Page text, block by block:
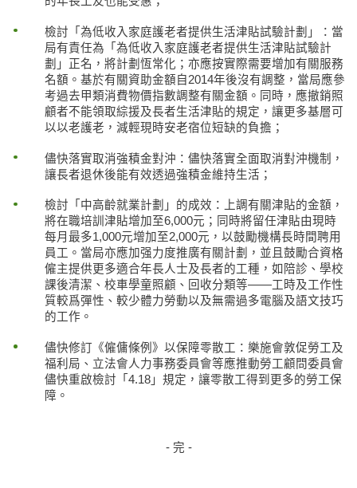
檢討「為低收入家庭護老者提供生活津貼試驗計劃」：當
局有責任為「為低收入家庭護老者提供生活津貼試驗計
劃」正名，將計劃恆常化；亦應按實際需要增加有關服務
名額。基於有關資助金額自2014年後沒有調整，當局應參
考過去甲類消費物價指數調整有關金額。同時，應撤銷照
顧者不能領取綜援及長者生活津貼的規定，讓更多基層可
以以老護老，減輕現時安老宿位短缺的負擔；
儘快落實取消強積金對沖：儘快落實全面取消對沖機制，
讓長者退休後能有效透過強積金維持生活；
檢討「中高齡就業計劃」的成效：上調有關津貼的金額，
將在職培訓津貼增加至6,000元；同時將留任津貼由現時
每月最多1,000元增加至2,000元，以鼓勵機構長時間聘用
員工。當局亦應加强力度推廣有關計劃，並且鼓勵合資格
僱主提供更多適合年長人士及長者的工種，如陪診、學校
課後清潔、校車學童照顧、回收分類等——工時及工作性
質較爲彈性、較少體力勞動以及無需過多電腦及語文技巧
的工作。
儘快修訂《僱傭條例》以保障零散工：樂施會敦促勞工及
福利局、立法會人力事務委員會等應推動勞工顧問委員會
儘快重啟檢討「4.18」規定，讓零散工得到更多的勞工保
障。
- 完 -